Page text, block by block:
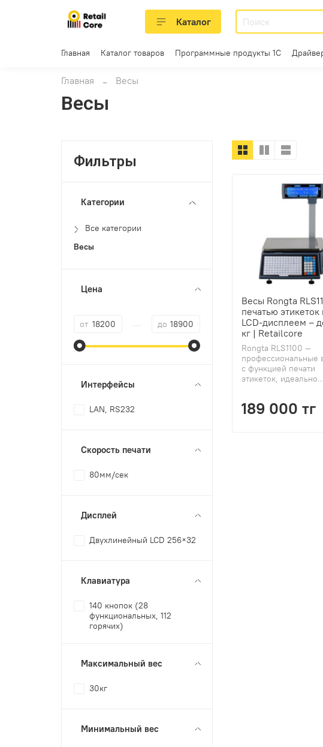
Каталог
Главная Каталог товаров Программные продукты 1С
Главная Весы
Весы
Весы Rongta
печатью этикеток
LCD-дисплеем –
кг | Retailcore
Rongta RLS1100 —
профессиональные
с функцией печати
этикеток,
189 000 тг
Фильтры
Категории
Все категории
Весы
Цена
от до
Интерфейсы
LAN, RS232
Скорость печати
80мм/сек
Дисплей
Двухлинейный LCD 256×32
Клавиатура
140 кнопок (28
функциональных, 112
горячих)
Максимальный вес
30кг
Минимальный вес